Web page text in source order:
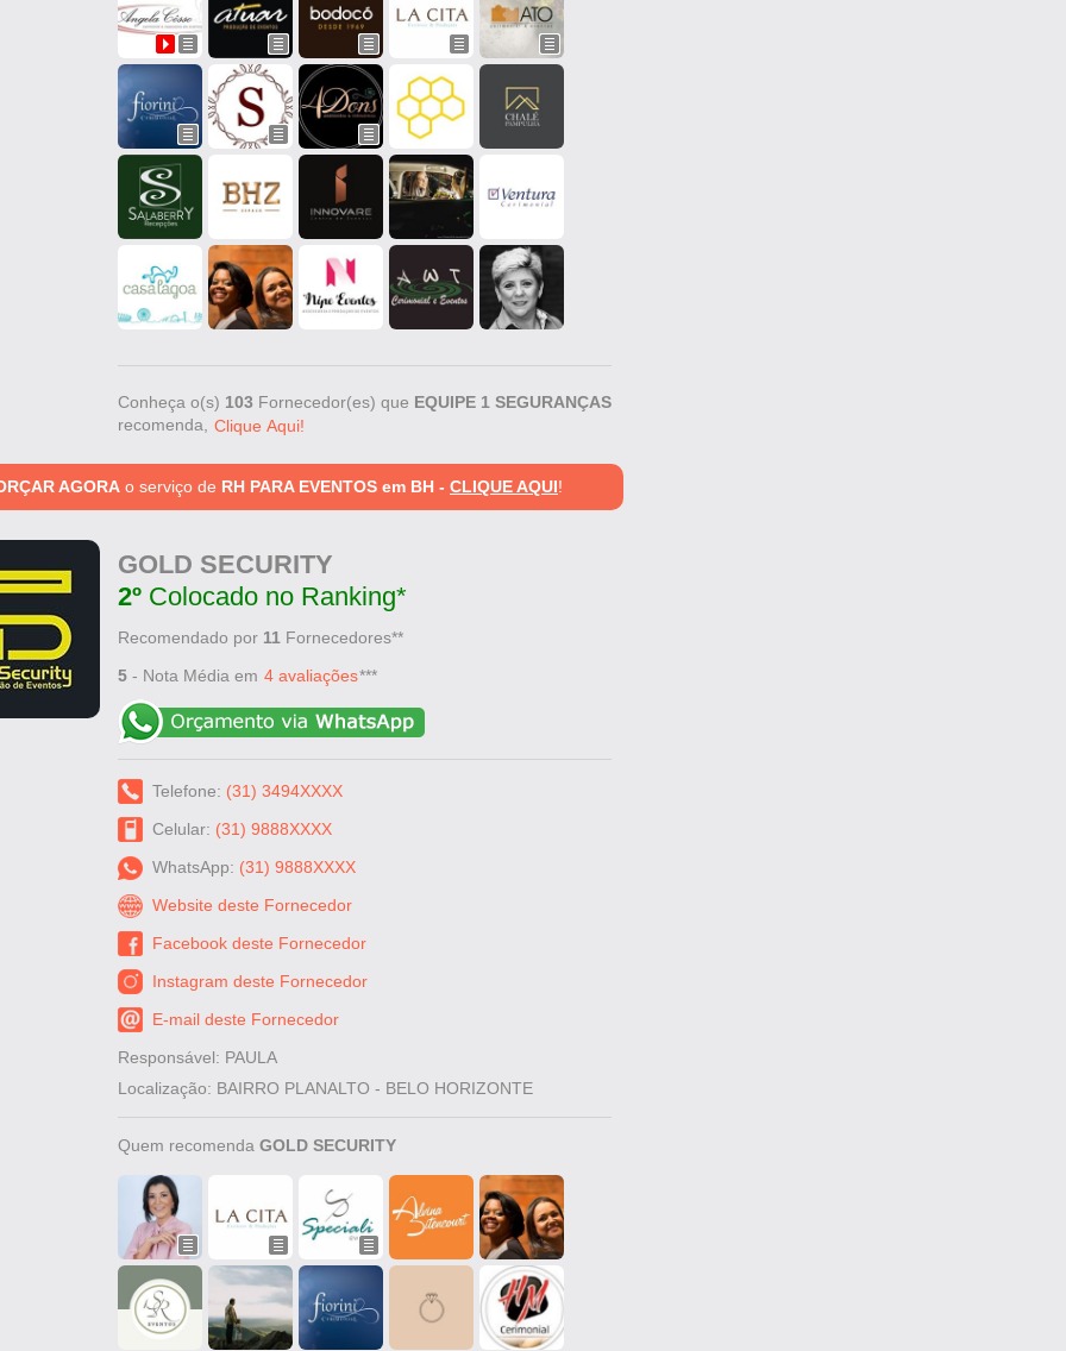
Conheça o(s) 103 Fornecedor(es) que EQUIPE 1 SEGURANÇAS
recomenda, Clique Aqui!
AGORA o serviço de RH PARA EVENTOS em BH - CLIQUE AQUI!
GOLD SECURITY
2º Colocado no Ranking*
Recomendado por 11 Fornecedores**
5 - Nota Média em 4 avaliações***
Telefone: (31) 3494XXXX
Celular: (31) 9888XXXX
WhatsApp: (31) 9888XXXX
Website deste Fornecedor
Facebook deste Fornecedor
Instagram deste Fornecedor
E-mail deste Fornecedor
Responsável: PAULA
Localização: BAIRRO PLANALTO - BELO HORIZONTE
Quem recomenda GOLD SECURITY